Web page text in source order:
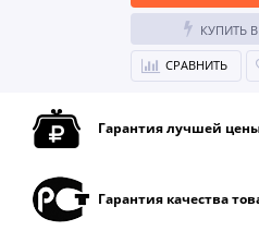
КУПИТЬ
СРАВНИТЬ
Гарантия лучшей
Гарантия качества